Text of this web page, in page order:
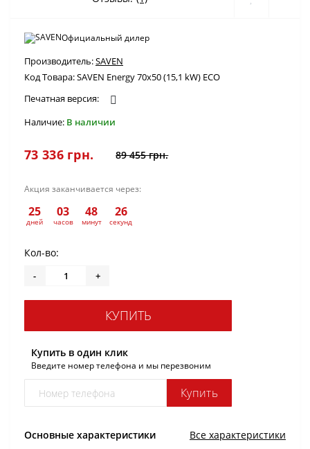
Производитель:SAVEN
Код Товара:SAVEN Energy 70х50 (15,1 kW) ECO
Печатная версия:
Наличие: В наличии
73 336 грн. 89 455 грн.
Акция заканчивается через:
25
дней
03
часов
48
минут
25
секунд
Официальный дилер
Основные характеристики Все характеристики
Кол-во:
- +
КУПИТЬ
Купить в один клик
Введите номер телефона и мы перезвоним
Купить